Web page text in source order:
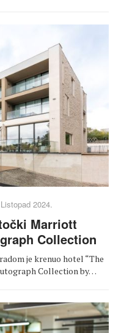
2024.
Marriott
Collection
je krenuo hotel “The
Collection by…